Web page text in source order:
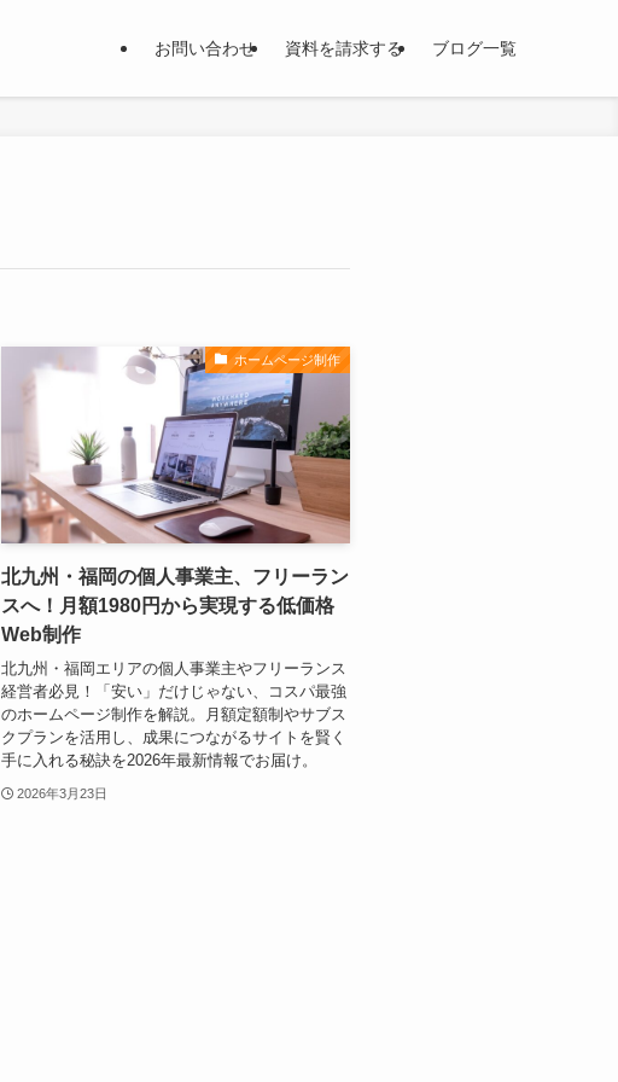
お問い合わせ 資料を請求する ブログ一覧
ホームページ制作
北九州・福岡の個人事業主、フリーラン
スへ！月額1980円から実現する低価格
Web制作
北九州・福岡エリアの個人事業主やフリーランス
経営者必見！「安い」だけじゃない、コスパ最強
のホームページ制作を解説。月額定額制やサブス
クプランを活用し、成果につながるサイトを賢く
手に入れる秘訣を2026年最新情報でお届け。
2026年3月23日